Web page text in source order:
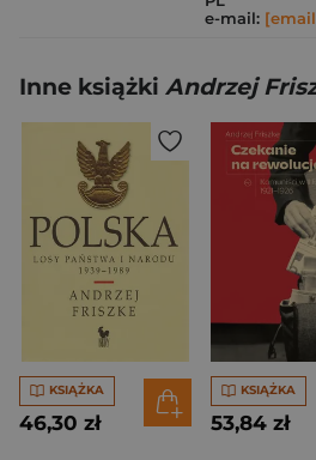
e-mail:
Inne książki Andrzej
KSIĄŻKA
46,30 zł
KSIĄŻKA
53,84 zł